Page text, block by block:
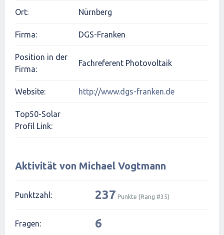
Ort: Nürnberg
Firma: DGS-Franken
Position in der
Firma:
Fachreferent Photovoltaik
Website: http://www.dgs-franken.de
Top50-Solar
Profil Link:
Aktivität von Michael Vogtmann
Punktzahl: 237 Punkte (Rang #35)
Fragen: 6